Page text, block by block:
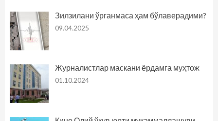
Зилзилани ўрганмаса ҳам бўлаверадими?
09.04.2025
Журналистлар маскани ёрдамга муҳтож
01.10.2024